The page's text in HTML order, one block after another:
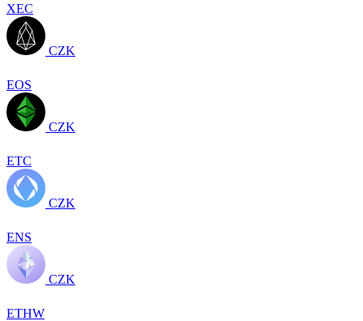
XEC
CZK
EOS
CZK
ETC
CZK
ENS
CZK
ETHW